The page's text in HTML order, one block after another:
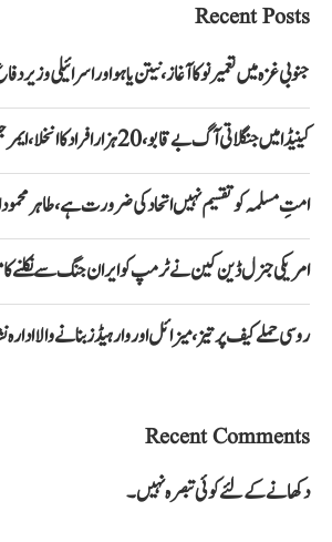
Recent Posts
جنوبی غزہ میں تعمیر نو کا آغاز، نیتن یاہو اور اسرائیلی
کینیڈا میں جنگلاتی آگ بے قابو، 20 ہزار افراد کا انخلا، ایمرجنسی نافذ
امتِ مسلمہ کو تقسیم نہیں اتحاد کی ضرورت ہے، طاہر
امریکی جنرل ڈین کین نے ٹرمپ کو ایران جنگ سے نکلنے
روسی حملے کیف پر تیز، میزائل اور وار ہیڈز بنانے والا ادارہ
Recent Comments
دکھانے کے لئے کوئی تبصرہ نہیں۔